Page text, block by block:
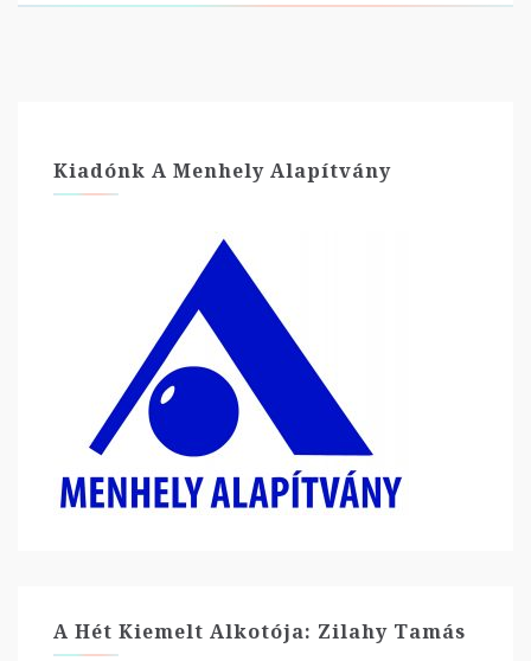
Kiadónk A Menhely Alapítvány
A Hét Kiemelt Alkotója: Zilahy Tamás